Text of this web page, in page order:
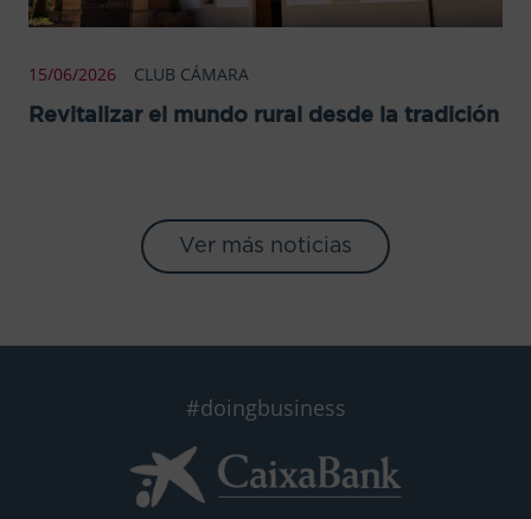
15/06/2026 CLUB CÁMARA
Revitalizar el mundo rural desde la tradición
Ver más noticias
#doingbusiness